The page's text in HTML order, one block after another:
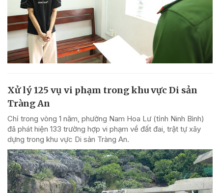
Xử lý 125 vụ vi phạm trong khu vực Di sản
Tràng An
Chỉ trong vòng 1 năm, phường Nam Hoa Lư (tỉnh Ninh Bình)
đã phát hiện 133 trường hợp vi phạm về đất đai, trật tự xây
dựng trong khu vực Di sản Tràng An.